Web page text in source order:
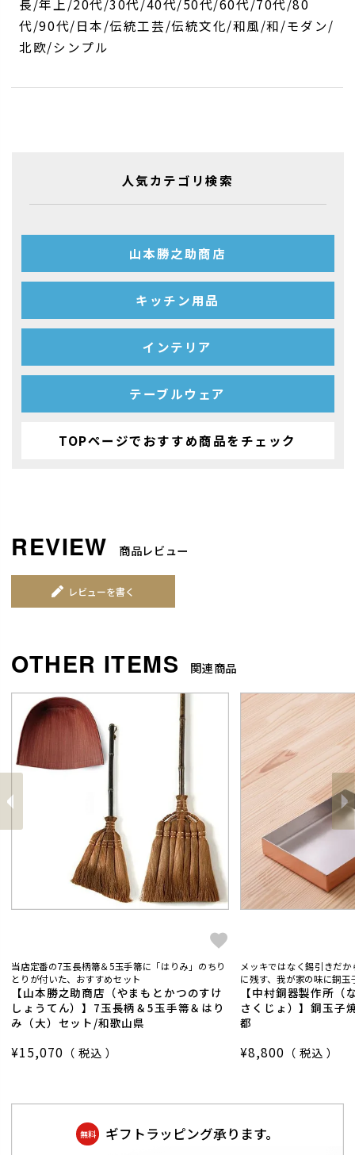
長/年上/20代/30代/40代/50代/60代/70代/80
代/90代/日本/伝統工芸/伝統文化/和風/和/モダン/
北欧/シンプル
人気カテゴリ検索
山本勝之助商店
キッチン用品
インテリア
テーブルウェア
TOPページでおすすめ商品をチェック
商品レビュー
レビューを書く
関連商品
前
へ
当店定番の7玉長柄箒＆5玉手箒に「はりみ」のちり
とりが付いた、おすすめセット
【山本勝之助商店（やまもとかつのすけ
しょうてん）】7玉長柄＆5玉手箒＆はり
み（大）セット/和歌山県
¥15,070 税込
メッキではなく錫引きだ
に残す、我が家の味に
【中村銅器製作所（
さくじょ）】銅玉
都
¥8,800 税込
次
へ
無料 ギフトラッピング承ります。